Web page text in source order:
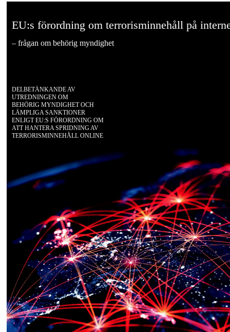
EU:s förordning om terrorisminnehåll på
– frågan om behörig myndighet
DELBETÄNKANDE AV
UTREDNINGEN OM
BEHÖRIG MYNDIGHET OCH
LÄMPLIGA SANKTIONER
ENLIGT EU:S FÖRORDNING OM
ATT HANTERA SPRIDNING AV
TERRORISMINNEHÅLL ONLINE